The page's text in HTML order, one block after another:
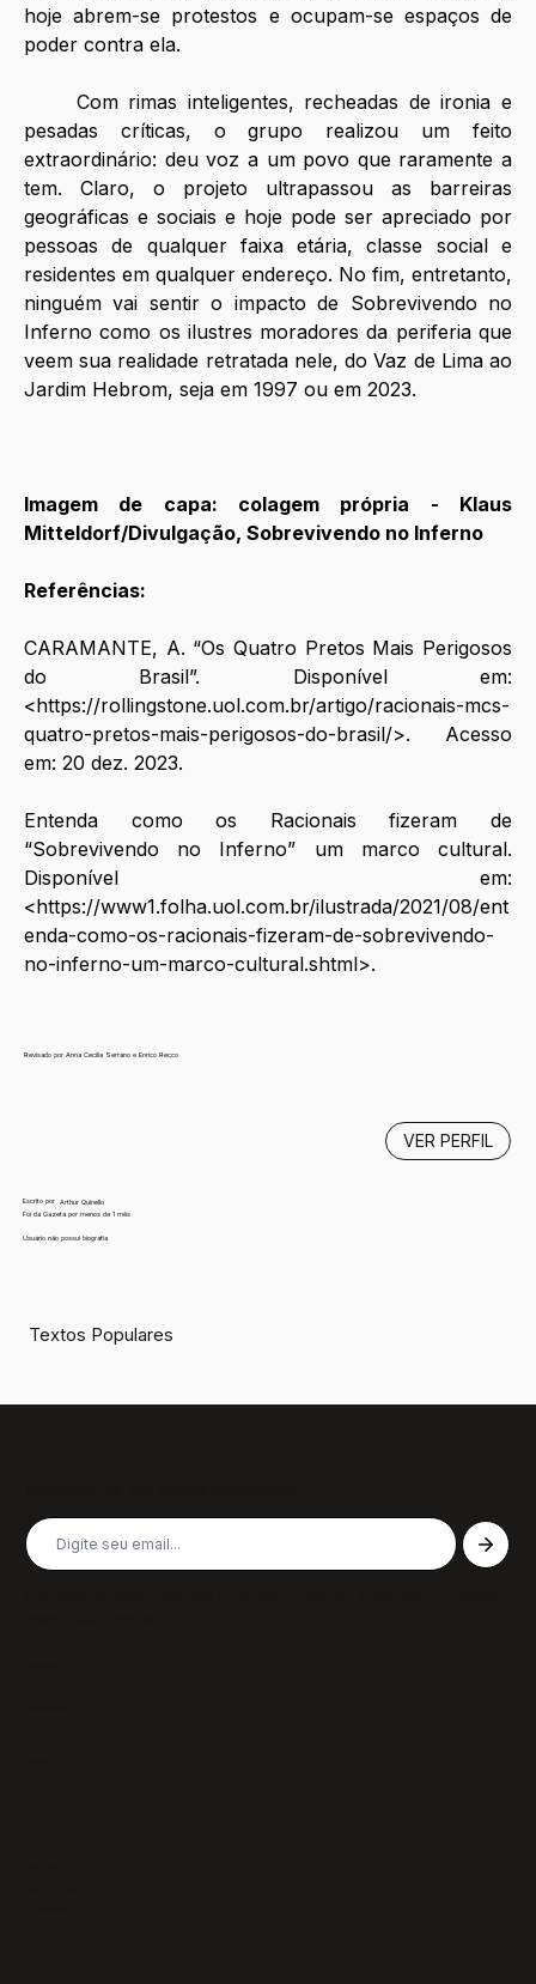
hoje abrem-se protestos e ocupam-se espaços de
poder contra ela.
pesadas críticas, o grupo realizou um feito
extraordinário: deu voz a um povo que raramente a
tem. Claro, o projeto ultrapassou as barreiras
geográficas e sociais e hoje pode ser apreciado por
pessoas de qualquer faixa etária, classe social e
residentes em qualquer endereço. No fim, entretanto,
ninguém vai sentir o impacto de Sobrevivendo no
Inferno como os ilustres moradores da periferia que
veem sua realidade retratada nele, do Vaz de Lima ao
Jardim Hebrom, seja em 1997 ou em 2023.
Imagem de capa: colagem própria - Klaus
Mitteldorf/Divulgação, Sobrevivendo no Inferno
Referências:
CARAMANTE, A. “Os Quatro Pretos Mais Perigosos
do Brasil”. Disponível em:
<https://rollingstone.uol.com.br/artigo/racionais-mcs-
quatro-pretos-mais-perigosos-do-brasil/>. Acesso
em: 20 dez. 2023.
Entenda como os Racionais fizeram de
“Sobrevivendo no Inferno” um marco cultural.
Disponível em:
<https://www1.folha.uol.com.br/ilustrada/2021/08/ent
enda-como-os-racionais-fizeram-de-sobrevivendo-
no-inferno-um-marco-cultural.shtml>.
Revisado por Anna Cecília Serrano e Enrico Recco
Escrito por
Arthur Quinello
Foi da Gazeta por menos de 1 mês
Usuário não possui biografia
VER PERFIL
Textos Populares